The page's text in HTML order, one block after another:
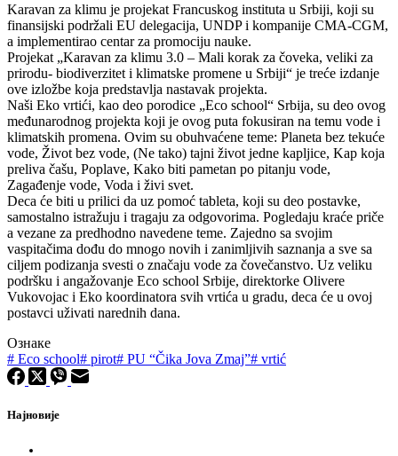
Karavan za klimu je projekat Francuskog instituta u Srbiji, koji su
finansiјski podržali EU delegacija, UNDP i kompanije CMA-CGM,
a implementirao centar za promociju nauke.
Projekat „Karavan za klimu 3.0 – Mali korak za čoveka, veliki za
prirodu- biodiverzitet i klimatske promene u Srbiji“ je treće izdanje
ove izložbe koja predstavlja nastavak projekta.
Naši Eko vrtići, kao deo porodice „Eco school“ Srbija, su deo ovog
međunarodnog projekta koji je ovog puta fokusiran na temu vode i
klimatskih promena. Ovim su obuhvaćene teme: Planeta bez tekuće
vode, Život bez vode, (Ne tako) tajni život jedne kapljice, Kap koja
preliva čašu, Poplave, Kako biti pametan po pitanju vode,
Zagađenje vode, Voda i živi svet.
Deca će biti u prilici da uz pomoć tableta, koji su deo postavke,
samostalno istražuju i tragaju za odgovorima. Pogledaju kraće priče
a vezane za predhodno navedene teme. Zajedno sa svojim
vaspitačima dođu do mnogo novih i zanimljivih saznanja a sve sa
ciljem podizanja svesti o značaju vode za čovečanstvo. Uz veliku
podršku i angažovanje Eco school Srbije, direktorke Olivere
Vukovojac i Eko koordinatora svih vrtića u gradu, deca će u ovoj
postavci uživati narednih dana.
Ознаке
# Eco school# pirot# PU “Čika Jova Zmaj”# vrtić
Најновије